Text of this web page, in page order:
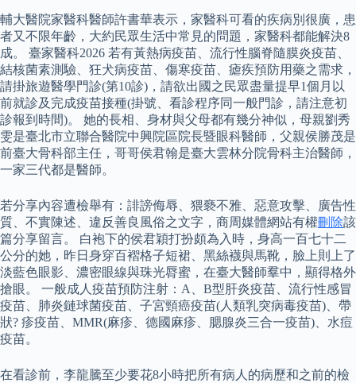
輔大醫院家醫科醫師許書華表示，家醫科可看的疾病別很廣，患
者又不限年齡，大約民眾生活中常見的問題，家醫科都能解決8
成。 臺家醫科2026 若有黃熱病疫苗、流行性腦脊隨膜炎疫苗、
結核菌素測驗、狂犬病疫苗、傷寒疫苗、瘧疾預防用藥之需求，
請掛旅遊醫學門診(第10診)，請欲出國之民眾盡量提早1個月以
前就診及完成疫苗接種(掛號、看診程序同一般門診，請注意初
診報到時間)。 她的長相、身材與父母都有幾分神似，母親劉秀
雯是臺北市立聯合醫院中興院區院長暨眼科醫師，父親侯勝茂是
前臺大骨科部主任，哥哥侯君翰是臺大雲林分院骨科主治醫師，
一家三代都是醫師。
若分享內容遭檢舉有：誹謗侮辱、猥褻不雅、惡意攻擊、廣告性
質、不實陳述、違反善良風俗之文字，商周媒體網站有權刪除該
篇分享留言。 白袍下的侯君穎打扮頗為入時，身高一百七十二
公分的她，昨日身穿百褶格子短裙、黑絲襪與馬靴，臉上則上了
淡藍色眼影、濃密眼線與珠光脣蜜，在臺大醫師羣中，顯得格外
搶眼。 一般成人疫苗預防注射：A、B型肝炎疫苗、流行性感冒
疫苗、肺炎鏈球菌疫苗、子宮頸癌疫苗(人類乳突病毒疫苗)、帶
狀? 疹疫苗、MMR(麻疹、德國麻疹、腮腺炎三合一疫苗)、水痘
疫苗。
在看診前，李龍騰至少要花8小時把所有病人的病歷和之前的檢